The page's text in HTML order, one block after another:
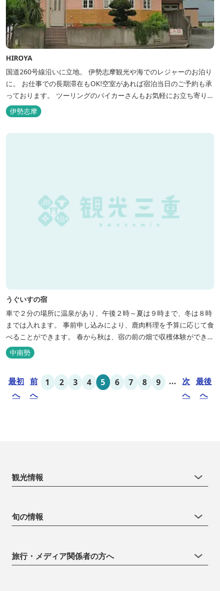
HIROYA
国道260号線沿いに立地。 伊勢志摩観光や海でのレジャーのお泊り
に。 お仕事での長期滞在もOK!空室があれば宿泊当日のご予約も承
っております。 ツーリングのバイカーさんもお気軽にお立ち寄りく
ださい。
伊勢志摩
うぐいすの宿
車で２分の場所に温泉があり、午後２時～夏は９時まで、冬は８時
までは入れます。 事前申し込みにより、鹿肉料理を予算に応じて食
べることができます。 春から秋は、宿の前の畑で収穫体験ができ、
その野菜で夕食もできます。
中南勢
最初
へ
前
へ
1 2 3 4 5 6 7 8 9 ...
次
へ
最後
へ
観光情報
旬の情報
旅行・メディア関係者の方へ